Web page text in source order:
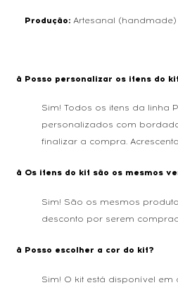
Produção: Artesanal (handmade)
â Posso personalizar os itens do
Sim! Todos os itens da linha
personalizados com
finalizar a compra.
â Os itens do kit são os mesmos
Sim! São os mesmos
desconto por serem
â Posso escolher a cor do kit?
Sim! O kit está disponível em